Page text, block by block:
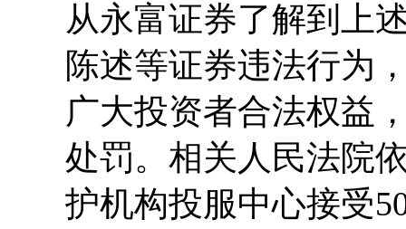
从永富证券了解到上
陈述等证券违法行为
广大投资者合法权益
处罚。相关人民法院
护机构投服中心接受